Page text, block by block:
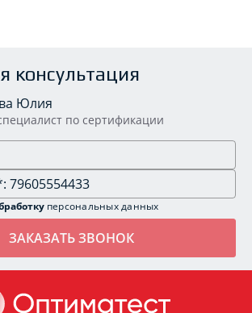
консультация
Юлия
по сертификации
персональных данных